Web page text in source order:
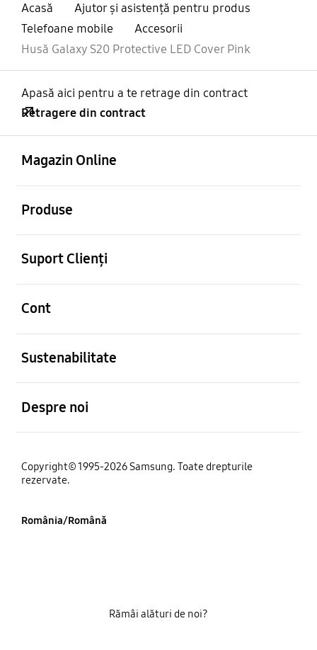
Acasă
Ajutor și asistență pentru produs
Telefoane mobile
Accesorii
Husă Galaxy S20 Protective LED Cover Pink
Apasă aici pentru a te retrage din contract
Retragere din contract
Magazin Online
Produse
Suport Clienți
Cont
Sustenabilitate
Despre noi
Copyright© 1995-2026 Samsung. Toate drepturile
rezervate.
România/Română
Rămâi alături de noi?